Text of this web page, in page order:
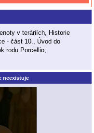
v teráriích, Historie
- část 10., Úvod do
rodu Porcellio;
neexistuje